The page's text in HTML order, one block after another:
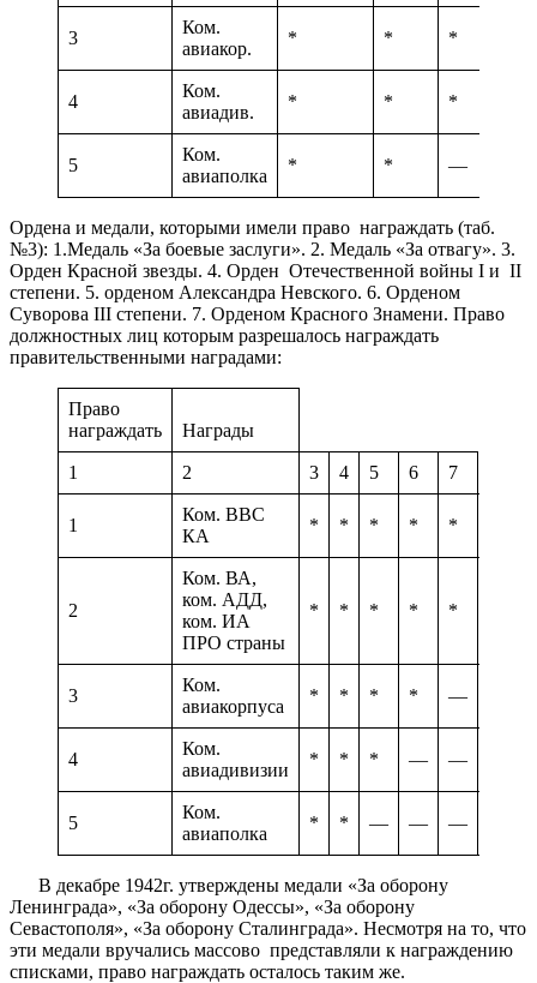
3
Ком.
авиакор.
* * *
4
Ком.
авиадив.
* * *
5
Ком.
авиаполка
* * —
Ордена и медали, которыми имели право награждать (таб.
№3): 1.Медаль «За боевые заслуги». 2. Медаль «За отвагу». 3.
Орден Красной звезды. 4. Орден Отечественной войны I и II
степени. 5. орденом Александра Невского. 6. Орденом
Суворова III степени. 7. Орденом Красного Знамени. Право
должностных лиц которым разрешалось награждать
правительственными наградами:
Право
награждать
Награды
1 2 3 4 5 6 7
1
Ком. ВВС
КА
* * * * *
2
Ком. ВА,
ком. АДД,
ком. ИА
ПРО страны
* * * * *
3
Ком.
авиакорпуса
* * * * —
4
Ком.
авиадивизии
* * * — —
5
Ком.
авиаполка
* * — — —
В декабре 1942г. утверждены медали «За оборону
Ленинграда», «За оборону Одессы», «За оборону
Севастополя», «За оборону Сталинграда». Несмотря на то, что
эти медали вручались массово представляли к награждению
списками, право награждать осталось таким же.